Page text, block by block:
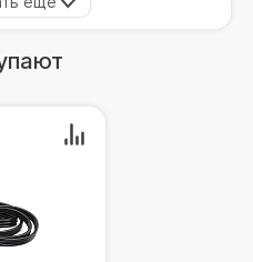
передних сидений.